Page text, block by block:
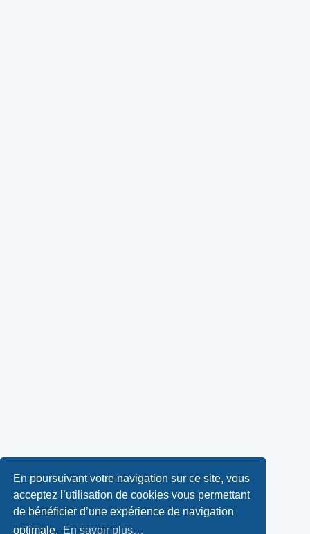
En poursuivant votre navigation sur ce site, vous
acceptez l’utilisation de cookies vous permettant
de bénéficier d’une expérience de navigation
optimale. En savoir plus…